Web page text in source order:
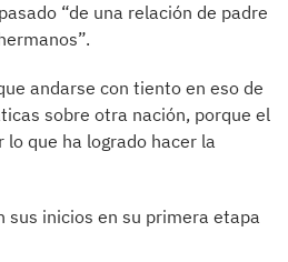
“de una relación de padre
andarse con tiento en eso de
sobre otra nación, porque el
que ha logrado hacer la
sus inicios en su primera etapa